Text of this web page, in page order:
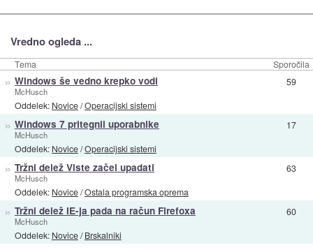
Vredno ogleda ...
Tema Sporočila
» Windows še vedno krepko vodi
McHusch
Oddelek: Novice/Operacijski sistemi
59
» Windows 7 pritegnil uporabnike
McHusch
Oddelek: Novice/Operacijski sistemi
17
» Tržni delež Viste začel upadati
McHusch
Oddelek: Novice/Ostala programska oprema
63
» Tržni delež IE-ja pada na račun Firefoxa
McHusch
Oddelek: Novice/Brskalniki
60